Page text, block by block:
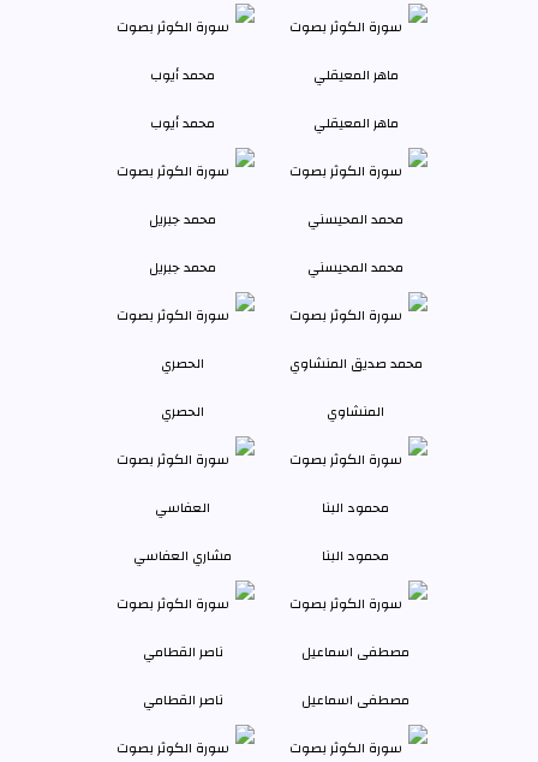
ماهر المعيقلي محمد أيوب
محمد المحيسني محمد جبريل
المنشاوي الحصري
محمود البنا مشاري العفاسي
مصطفى اسماعيل ناصر القطامي